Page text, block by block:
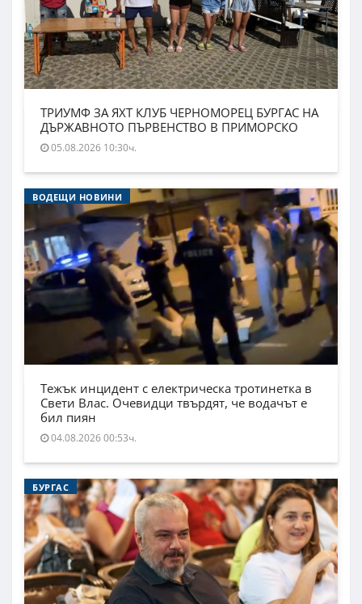
ТРИУМФ ЗА ЯХТ КЛУБ ЧЕРНОМОРЕЦ БУРГАС НА
ДЪРЖАВНОТО ПЪРВЕНСТВО В ПРИМОРСКО
05.08.2026 10:30ч.
ВОДЕЩИ НОВИНИ
Тежък инцидент с електрическа тротинетка в
Свети Влас. Очевидци твърдят, че водачът е
бил пиян
04.08.2026 00:53ч.
БУРГАС